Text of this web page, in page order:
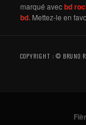
marqué avecbd
bd. Mettez-le en
COPYRIGHT : © BRUNO